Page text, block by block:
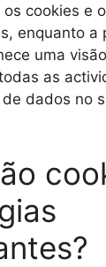
cookies e
enquanto a
uma
as
dados no